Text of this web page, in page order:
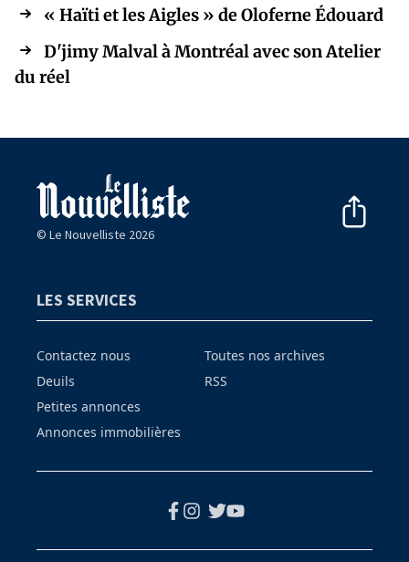
« Haïti et les Aigles » de Oloferne Édouard
D'jimy Malval à Montréal avec son Atelier
du réel
© Le Nouvelliste 2026
LES SERVICES
Contactez nous
Deuils
Petites annonces
Annonces immobilières
Toutes nos archives
RSS